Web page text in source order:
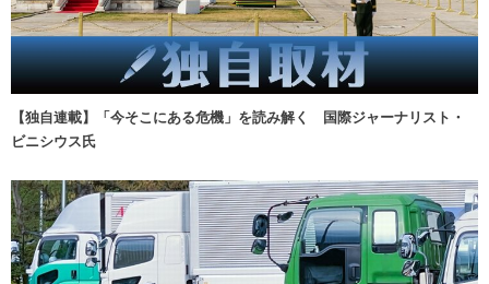
【独自連載】「今そこにある危機」を読み解く 国際ジャーナリスト・
ビニシウス氏